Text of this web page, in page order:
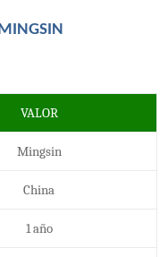
VALOR
Mingsin
China
1 año